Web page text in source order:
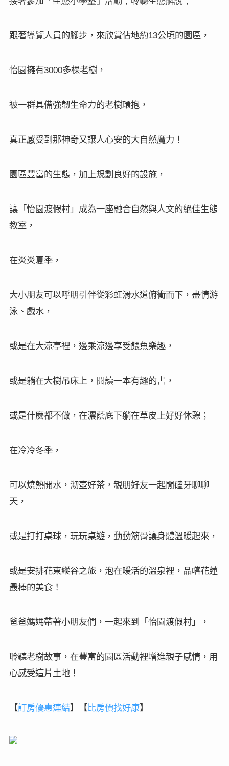
跟著導覽人員的腳步，來欣賞佔地約13公頃的園區，
怡園擁有3000多棵老樹，
被一群具備強韌生命力的老樹環抱，
真正感受到那神奇又讓人心安的大自然魔力！
園區豐富的生態，加上規劃良好的設施，
讓「怡園渡假村」成為一座融合自然與人文的絕佳生態
教室，
在炎炎夏季，
大小朋友可以呼朋引伴從彩虹滑水道俯衝而下，盡情游
泳、戲水，
或是在大涼亭裡，邊乘涼邊享受餵魚樂趣，
或是躺在大樹吊床上，閱讀一本有趣的書，
或是什麼都不做，在濃蔭底下躺在草皮上好好休憩；
在冷冷冬季，
可以燒熱開水，沏壺好茶，親朋好友一起閒磕牙聊聊
天，
或是打打桌球，玩玩桌遊，動動筋骨讓身體溫暖起來，
或是安排花東縱谷之旅，泡在暖活的溫泉裡，品嚐花蓮
最棒的美食！
爸爸媽媽帶著小朋友們，一起來到「怡園渡假村」，
聆聽老樹故事，在豐富的園區活動裡增進親子感情，用
心感受這片土地！
【訂房優惠連結】 【比房價找好康】